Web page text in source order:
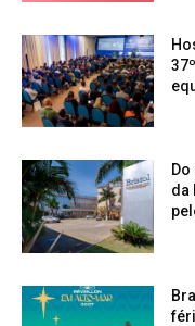
da